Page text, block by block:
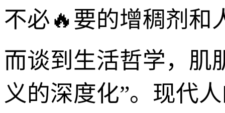
不必🔥要的增稠剂和
而谈到生活哲学，肌
义的深度化”。现代